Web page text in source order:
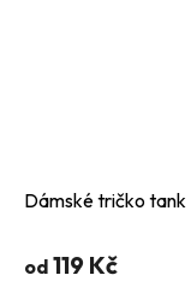
Dámské tričko tank
od 119 Kč